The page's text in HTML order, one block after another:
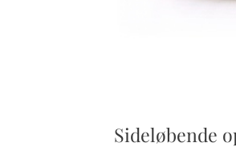
Sideløbende